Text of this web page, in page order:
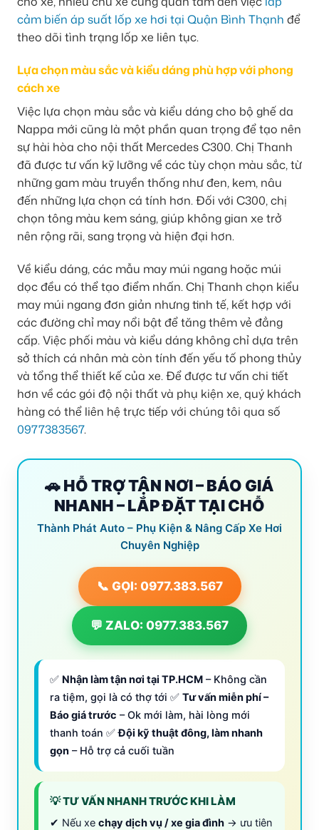
cảm biến áp suất lốp xe hơi tại Quận Bình Thạnh để
theo dõi tình trạng lốp xe liên tục.
Lựa chọn màu sắc và kiểu dáng phù hợp với phong
cách xe
Việc lựa chọn màu sắc và kiểu dáng cho bộ ghế da
Nappa mới cũng là một phần quan trọng để tạo nên
sự hài hòa cho nội thất Mercedes C300. Chị Thanh
đã được tư vấn kỹ lưỡng về các tùy chọn màu sắc, từ
những gam màu truyền thống như đen, kem, nâu
đến những lựa chọn cá tính hơn. Đối với C300, chị
chọn tông màu kem sáng, giúp không gian xe trở
nên rộng rãi, sang trọng và hiện đại hơn.
Về kiểu dáng, các mẫu may múi ngang hoặc múi
dọc đều có thể tạo điểm nhấn. Chị Thanh chọn kiểu
may múi ngang đơn giản nhưng tinh tế, kết hợp với
các đường chỉ may nổi bật để tăng thêm vẻ đẳng
cấp. Việc phối màu và kiểu dáng không chỉ dựa trên
sở thích cá nhân mà còn tính đến yếu tố phong thủy
và tổng thể thiết kế của xe. Để được tư vấn chi tiết
hơn về các gói độ nội thất và phụ kiện xe, quý khách
hàng có thể liên hệ trực tiếp với chúng tôi qua số
0977383567.
🚗 HỖ TRỢ TẬN NƠI – BÁO GIÁ
NHANH – LẮP ĐẶT TẠI CHỖ
Thành Phát Auto – Phụ Kiện & Nâng Cấp Xe Hơi
Chuyên Nghiệp
📞 GỌI: 0977.383.567
💬 ZALO: 0977.383.567
✅ Nhận làm tận nơi tại TP.HCM – Không cần
ra tiệm, gọi là có thợ tới ✅ Tư vấn miễn phí –
Báo giá trước – Ok mới làm, hài lòng mới
thanh toán ✅Đội kỹ thuật đông, làm nhanh
gọn – Hỗ trợ cả cuối tuần
💡 TƯ VẤN NHANH TRƯỚC KHI LÀM
✔ Nếu xe chạy dịch vụ / xe gia đình → ưu tiên